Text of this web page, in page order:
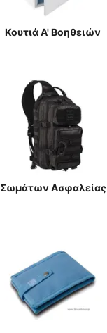
Κουτιά Α' Βοηθειών
Σωμάτων Ασφαλείας